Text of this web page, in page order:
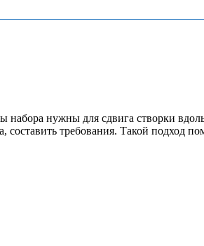
набора нужны для сдвига створки
требования. Такой подход